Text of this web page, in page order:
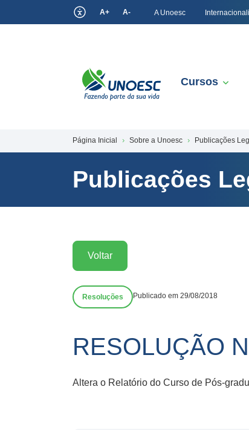
A+ A- A Unoesc
Cursos
Página Inicial Sobre a Unoesc Publicações
Publicações
Voltar
Resoluções Publicado em 29/08/2018
RESOLUÇÃO
Altera o Relatório do Curso de Pós-